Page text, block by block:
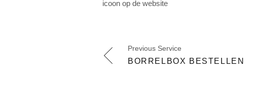
icoon op de website
BORRELBOX BESTELLEN
Previous Service